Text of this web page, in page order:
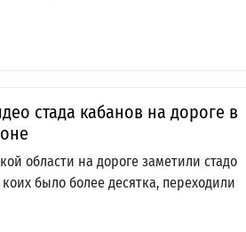
стада кабанов на дороге в
области на дороге заметили стадо
было более десятка, переходили